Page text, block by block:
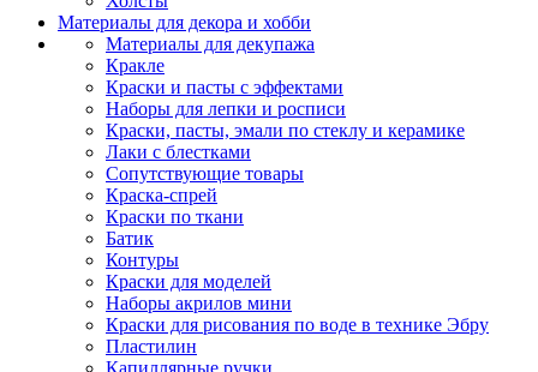
Материалы для декора и хобби
Материалы для декупажа
Кракле
Краски и пасты с эффектами
Наборы для лепки и росписи
Краски, пасты, эмали по стеклу и керамике
Лаки с блестками
Сопутствующие товары
Краска-спрей
Краски по ткани
Батик
Контуры
Краски для моделей
Наборы акрилов мини
Краски для рисования по воде в технике Эбру
Пластилин
Капиллярные ручки